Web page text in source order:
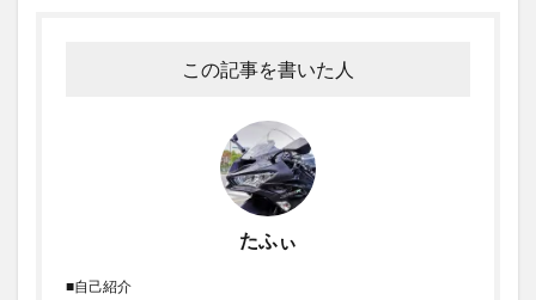
この記事を書いた人
たふぃ
■自己紹介